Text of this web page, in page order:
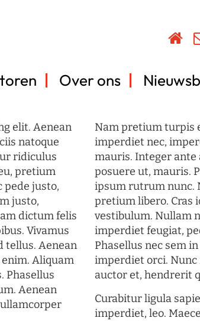
Over ons
elit. Aenean
natoque
ridiculus
pretium
pede justo,
justo,
dictum felis
Vivamus
tellus. Aenean
Aliquam
Phasellus
Aenean
Nam pretium turpis
imperdiet nec,
mauris. Integer ante
posuere ut, mauris.
ipsum rutrum nunc.
pretium libero. Cras
vestibulum. Nullam
imperdiet feugiat,
Phasellus nec sem
imperdiet orci. Nunc
auctor et, hendrerit
Curabitur ligula
imperdiet, leo.